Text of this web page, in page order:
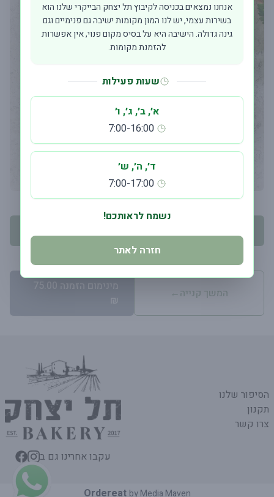
המשך קנייה ←
מינימום הזמנה 75.00
₪
הסיפור שלנו
תקנון
צרו קשר
עקבו אחרינו גם ב
Ordereat byMedia Maven
אנחנו נמצאים בכניסה לקיבוץ תל יצחק הבייקרי שלנו הוא
בשירות עצמי, יש לנו המון מקומות ישיבה גם פנימיים וגם
גינה גדולה. הישיבה היא על בסיס מקום פנוי, אין אפשרות
להזמנת מקומות.
שעות פעילות
א׳, ב׳, ג׳, ו׳
7:00-16:00
ד׳, ה׳, ש׳
7:00-17:00
נשמח לראותכם!
חזרה לאתר